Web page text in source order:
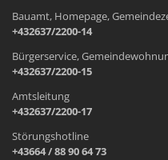
Bauamt, Homepage,
+432637/2200-14
Bürgerservice,
+432637/2200-15
Amtsleitung
+432637/2200-17
Störungshotline
+43664 / 88 90 64 73